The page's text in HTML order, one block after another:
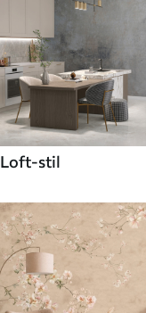
Loft-stil